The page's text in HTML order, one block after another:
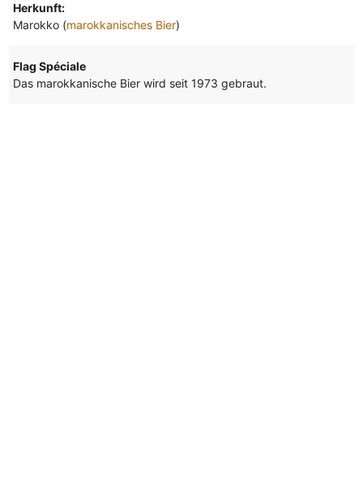
Herkunft:
Marokko (marokkanisches Bier)
Flag Spéciale
Das marokkanische Bier wird seit 1973 gebraut.